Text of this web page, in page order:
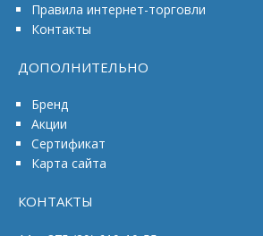
Правила интернет-торговли
Контакты
ДОПОЛНИТЕЛЬНО
Бренд
Акции
Сертификат
Карта сайта
КОНТАКТЫ